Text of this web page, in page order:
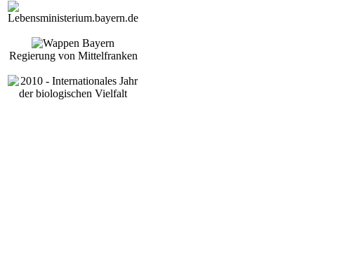
Regierung von Mittelfranken